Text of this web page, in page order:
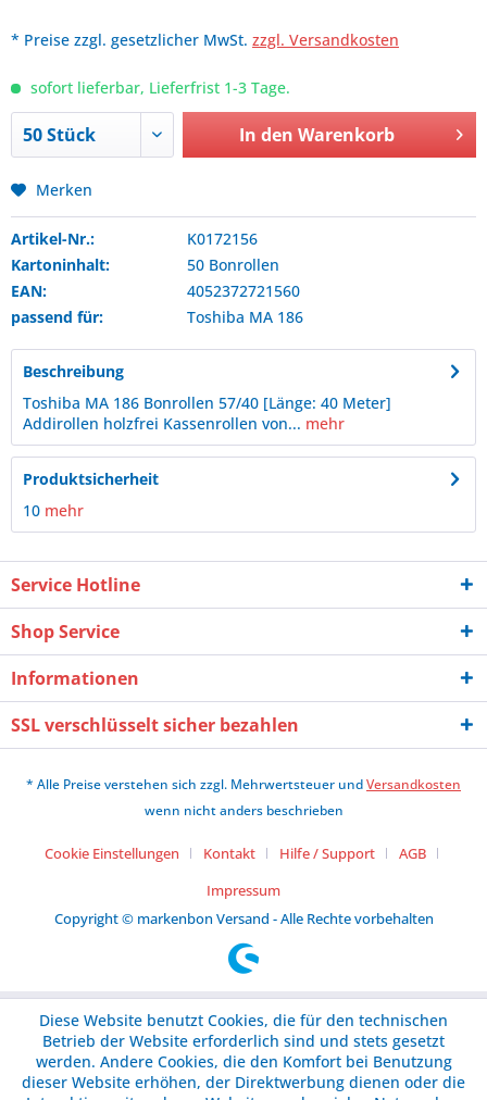
* Preise zzgl. gesetzlicher MwSt. zzgl. Versandkosten
sofort lieferbar, Lieferfrist 1-3 Tage.
In den Warenkorb
Merken
Artikel-Nr.:
K0172156
Kartoninhalt:
50 Bonrollen
EAN:
4052372721560
passend für:
Toshiba MA 186
Beschreibung
Toshiba MA 186 Bonrollen 57/40 [Länge: 40 Meter]
Addirollen holzfrei Kassenrollen von... mehr
Produktsicherheit
10 mehr
Service Hotline
Shop Service
Informationen
SSL verschlüsselt sicher bezahlen
* Alle Preise verstehen sich zzgl. Mehrwertsteuer undVersandkosten
wenn nicht anders beschrieben
Cookie Einstellungen Kontakt Hilfe / Support
AGB
Impressum
Copyright © markenbon Versand - Alle Rechte vorbehalten
Diese Website benutzt Cookies, die für den technischen
Betrieb der Website erforderlich sind und stets gesetzt
werden. Andere Cookies, die den Komfort bei Benutzung
dieser Website erhöhen, der Direktwerbung dienen oder die